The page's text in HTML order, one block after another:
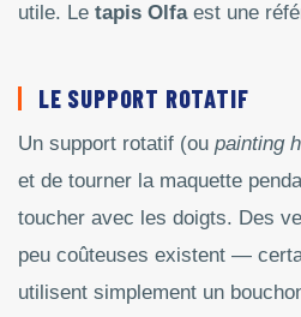
utile. Le tapis Olfaest une
LE SUPPORT ROTATIF
Un support rotatif (ou painting
et de tourner la maquette
toucher avec les doigts. Des
peu coûteuses existent —
utilisent simplement un